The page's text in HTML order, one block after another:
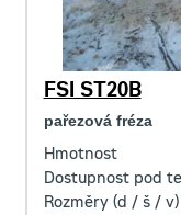
FSI ST20B
pařezová fréza
Hmotnost
Dostupnost pod
Rozměry (d / š / v)